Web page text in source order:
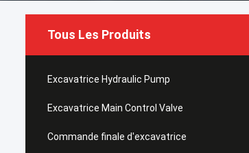
Tous Les Produits
Excavatrice Hydraulic Pump
Excavatrice Main Control Valve
Commande finale d'excavatrice